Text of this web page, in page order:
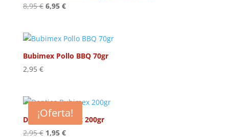
8,95€ El
era:
8,95 €.
6,95 €El
es:
6,95 €.
Bubimex Pollo BBQ 70gr
2,95 €
¡Oferta!
Denties Bubimex 200gr
2,95€ El
1,95 €El